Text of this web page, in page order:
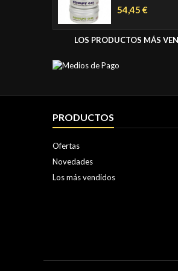
Precio
54,45 €
LOS PRODUCTOS MÁS
PRODUCTOS
Ofertas
Novedades
Los más vendidos